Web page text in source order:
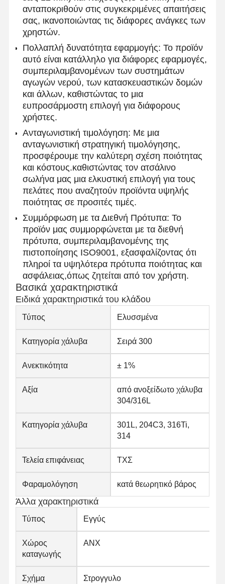
Αρχική
Σελίδα
Προϊόντα
Σχετικά Με
Εμάς
Γύρος
Εργοστασίων
Ποιοτικός
Έλεγχος
Επαφή Νέα
Ενωμένοι στενά σωλήνες χάλυβα
Χωρίς συγκόλληση σωλήνες χάλυβα
Σωλήνες από ανοξείδωτο χάλυβα
Σιδηρουργικοί σωλήνες ακριβείας
Τεχνητά κυλίνδρους
Καυτός - κυλημένες σπείρες
Στρογγυλοί από ανοξείδωτο χάλυβα
Χάλκινες Λωρίδες και Χάλκινες ράβδους
Πλινθώματα ψευδάργυρου
Κελύβια Ίγκοντς και Πλάκες Κελύβδου
ανταποκριθούν στις συγκεκριμένες απαιτήσεις
σας, ικανοποιώντας τις διάφορες ανάγκες των
χρηστών.
Πολλαπλή δυνατότητα εφαρμογής: Το προϊόν
αυτό είναι κατάλληλο για διάφορες εφαρμογές,
συμπεριλαμβανομένων των συστημάτων
αγωγών νερού, των κατασκευαστικών δομών
και άλλων, καθιστώντας το μια
ευπροσάρμοστη επιλογή για διάφορους
χρήστες.
Ανταγωνιστική τιμολόγηση: Με μια
ανταγωνιστική στρατηγική τιμολόγησης,
προσφέρουμε την καλύτερη σχέση ποιότητας
και κόστους.καθιστώντας τον ατσάλινο
σωλήνα μας μια ελκυστική επιλογή για τους
πελάτες που αναζητούν προϊόντα υψηλής
ποιότητας σε προσιτές τιμές.
Συμμόρφωση με τα Διεθνή Πρότυπα: Το
προϊόν μας συμμορφώνεται με τα διεθνή
πρότυπα, συμπεριλαμβανομένης της
πιστοποίησης ISO9001, εξασφαλίζοντας ότι
πληροί τα υψηλότερα πρότυπα ποιότητας και
ασφάλειας,όπως ζητείται από τον χρήστη.
Βασικά χαρακτηριστικά
Ειδικά χαρακτηριστικά του κλάδου
Τύπος Ελυσσμένα
Κατηγορία χάλυβα Σειρά 300
Ανεκτικότητα ± 1%
Αξία
από ανοξείδωτο χάλυβα
304/316L
Κατηγορία χάλυβα
301L, 204C3, 316Ti,
314
Τελεία επιφάνειας ΤΧΣ
Φαραμολόγηση κατά θεωρητικό βάρος
Άλλα χαρακτηριστικά
Τύπος Εγγύς
Χώρος
καταγωγής
ΑΝΧ
Σχήμα
Στρογγυλο